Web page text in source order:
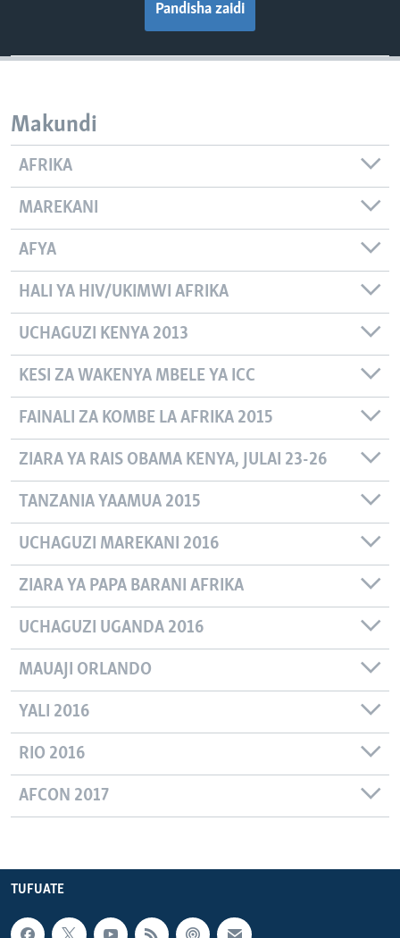
Pandisha zaidi
Makundi
AFRIKA
MAREKANI
AFYA
HALI YA HIV/UKIMWI AFRIKA
UCHAGUZI KENYA 2013
KESI ZA WAKENYA MBELE YA ICC
FAINALI ZA KOMBE LA AFRIKA 2015
ZIARA YA RAIS OBAMA KENYA, JULAI 23-26
TANZANIA YAAMUA 2015
UCHAGUZI MAREKANI 2016
ZIARA YA PAPA BARANI AFRIKA
UCHAGUZI UGANDA 2016
MAUAJI ORLANDO
YALI 2016
RIO 2016
AFCON 2017
TUFUATE